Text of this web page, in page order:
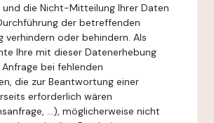
die Nicht-Mitteilung Ihrer Daten
der betreffenden
verhindern oder behindern. Als
Ihre mit dieser Datenerhebung
bei fehlenden
die zur Beantwortung einer
erforderlich wären
...), möglicherweise nicht